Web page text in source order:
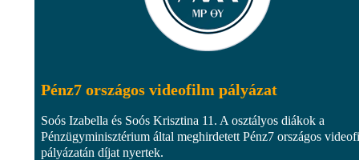
Pénz7 országos videofilm pályázat
Soós Izabella és Soós Krisztina 11. A osztályos diákok a
Pénzügyminisztérium által meghirdetett Pénz7 országos
pályázatán díjat nyertek.